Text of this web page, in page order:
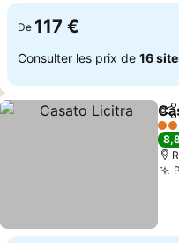
De 117 €
Consulter les prix de 16
4